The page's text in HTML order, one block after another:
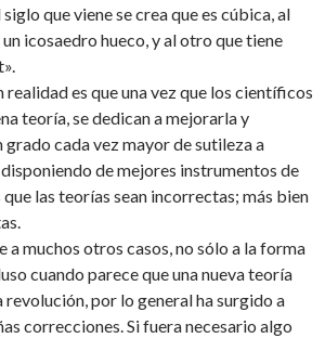
que viene se crea que es cúbica, al
icosaedro hueco, y al otro que tiene
realidad es que una vez que los científicos
teoría, se dedican a mejorarla y
grado cada vez mayor de sutileza a
de mejores instrumentos de
las teorías sean incorrectas; más bien
a muchos otros casos, no sólo a la forma
cuando parece que una nueva teoría
revolución, por lo general ha surgido a
correcciones. Si fuera necesario algo